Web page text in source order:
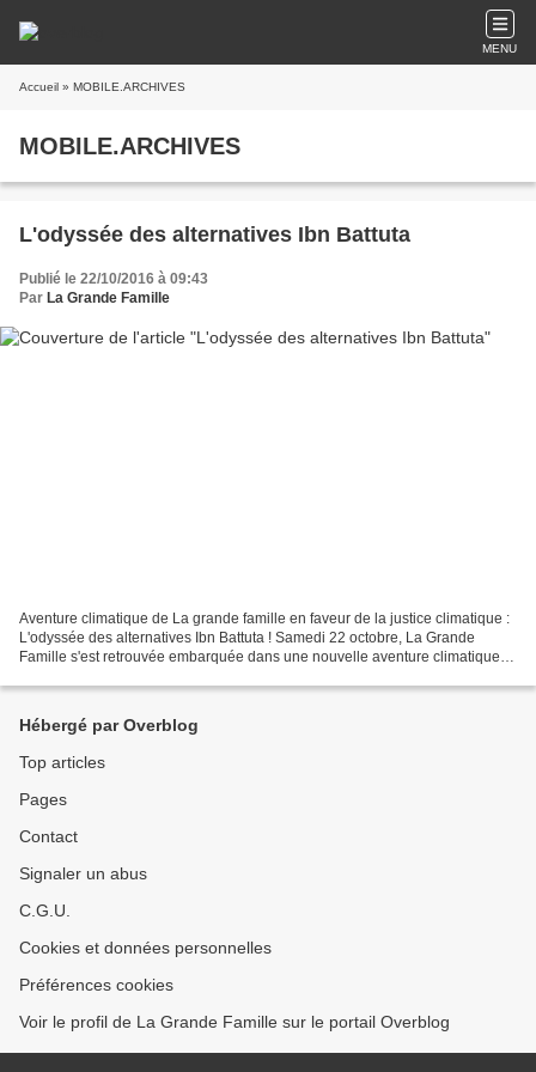
MENU
Accueil » MOBILE.ARCHIVES
MOBILE.ARCHIVES
L'odyssée des alternatives Ibn Battuta
Publié le 22/10/2016 à 09:43
Par La Grande Famille
Aventure climatique de La grande famille en faveur de la justice climatique :
L'odyssée des alternatives Ibn Battuta ! Samedi 22 octobre, La Grande
Famille s'est retrouvée embarquée dans une nouvelle aventure climatique.
Hébergé par Overblog
Top articles
Pages
Contact
Signaler un abus
C.G.U.
Cookies et données personnelles
Préférences cookies
Voir le profil de La Grande Famille sur le portail Overblog